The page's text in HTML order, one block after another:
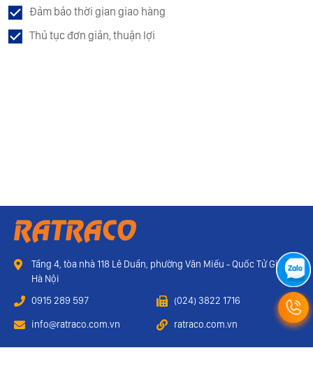
Đảm bảo thời gian giao hàng
Thủ tục đơn giản, thuận lợi
Tầng 4, tòa nhà 118 Lê Duẩn, phường Văn Miếu - Quốc Tử Giám,
Hà Nội
0915 289 597
(024) 3822 1716
info@ratraco.com.vn ratraco.com.vn